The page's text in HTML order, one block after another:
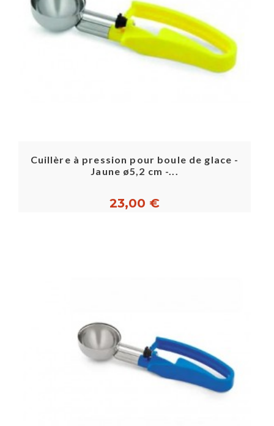
Cuillère à pression pour boule de glace -
Jaune ø5,2 cm -...
23,00 €